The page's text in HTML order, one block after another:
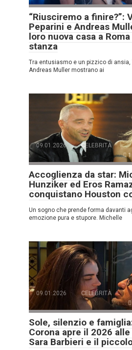
“Riusciremo a finire?”:
Peparini e Andreas
loro nuova casa a
stanza
Tra entusiasmo e un pizzico di ansia,
Andreas Muller mostrano ai
09.01.2026
CELEBRITÀ
Accoglienza da star:
Hunziker ed Eros
conquistano Houston
Un sogno che prende forma davanti
emozione pura e stupore. Michelle
09.01.2026
CELEBRITÀ
Sole, silenzio e
Corona apre il 2026
Sara Barbieri e il